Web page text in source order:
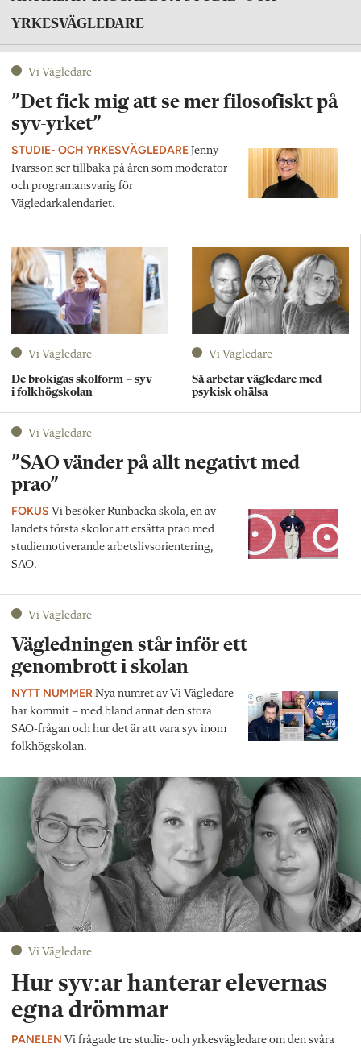
YRKESVÄGLEDARE
Vi Vägledare
”Det fick mig att se mer filosofiskt på
syv-yrket”
STUDIE- OCH YRKESVÄGLEDARE Jenny
Ivarsson ser tillbaka på åren som moderator
och programansvarig för
Vägledarkalendariet.
Vi Vägledare
De brokigas skolform – syv
i folkhögskolan
Vi Vägledare
Så arbetar vägledare med
psykisk ohälsa
Vi Vägledare
”SAO vänder på allt negativt med
prao”
FOKUS Vi besöker Runbacka skola, en av
landets första ­skolor att ersätta prao med
studie­motiverande arbetslivsorientering,
SAO.
Vi Vägledare
Vägledningen står inför ett
genombrott i skolan
NYTT NUMMER Nya numret av Vi Vägledare
har kommit – med bland annat den stora
SAO-frågan och hur det är att vara syv inom
folkhögskolan.
Vi Vägledare
Hur syv:ar hanterar elevernas
egna drömmar
PANELEN Vi frågade tre studie- och yrkesvägledare om den svåra